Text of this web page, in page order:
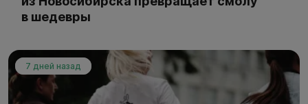
в шедевры
7 дней назад